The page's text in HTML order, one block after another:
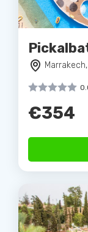
€354